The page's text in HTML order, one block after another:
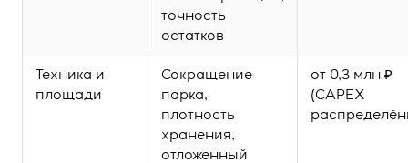
точность
остатков
Техника и
площади
Сокращение
парка,
плотность
хранения,
отложенный
от 0,3 млн ₽
(CAPEX